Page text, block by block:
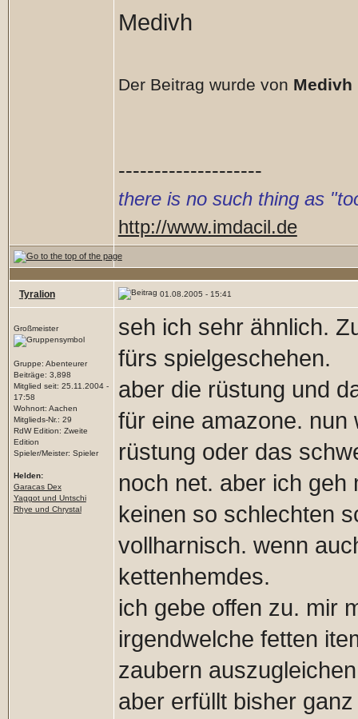
Medivh
Der Beitrag wurde von Medivh
--------------------
there is no such thing as
http://www.imdacil.de
Tyralion 01.08.2005 - 15:41
Großmeister
Gruppe: Abenteurer
Beiträge: 3,898
Mitglied seit: 25.11.2004 -
17:58
Wohnort: Aachen
Mitglieds-Nr.: 29
RdW Edition: Zweite
Edition
Spieler/Meister: Spieler
Helden:
Garacas Dex
Yaggot und Untschi
Rhye und Chrystal
seh ich sehr ähnlich.
fürs spielgeschehen.
aber die rüstung und
für eine amazone.
rüstung oder das
noch net. aber ich
keinen so schlechten
vollharnisch. wenn
kettenhemdes.
ich gebe offen zu. mir
irgendwelche fetten
zaubern
aber erfüllt bisher